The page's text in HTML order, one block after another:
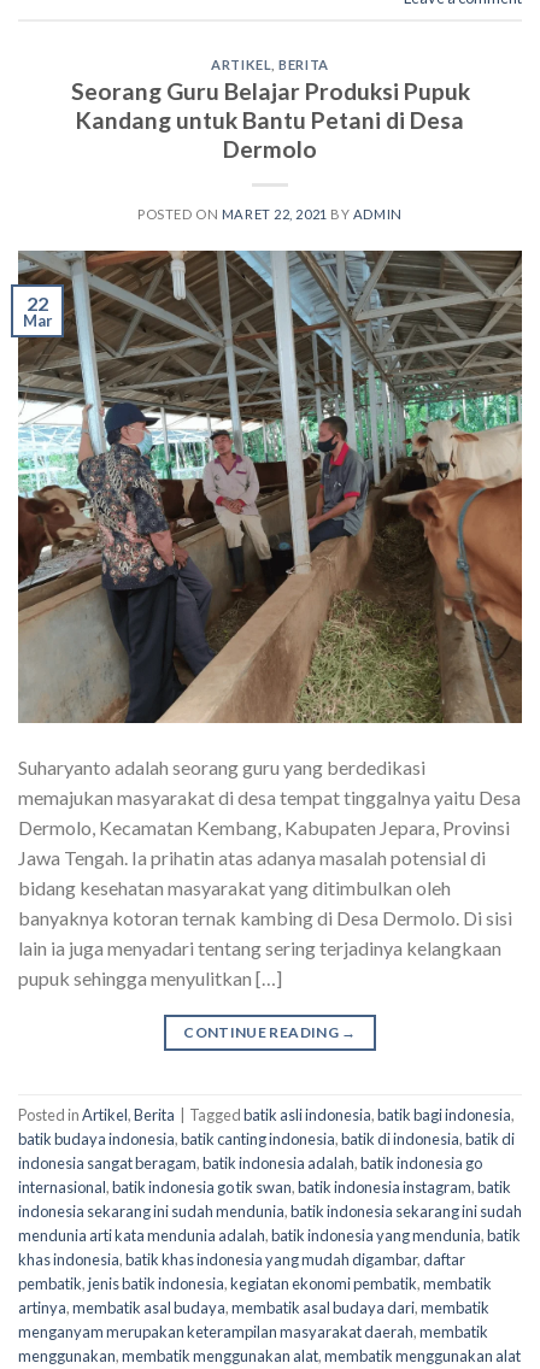
ARTIKEL ,BERITA
Seorang Guru Belajar Produksi Pupuk
Kandang untuk Bantu Petani di Desa
Dermolo
POSTED ON MARET 22, 2021 BY ADMIN
22
Mar
Suharyanto adalah seorang guru yang berdedikasi
memajukan masyarakat di desa tempat tinggalnya yaitu Desa
Dermolo, Kecamatan Kembang, Kabupaten Jepara, Provinsi
Jawa Tengah. Ia prihatin atas adanya masalah potensial di
bidang kesehatan masyarakat yang ditimbulkan oleh
banyaknya kotoran ternak kambing di Desa Dermolo. Di sisi
lain ia juga menyadari tentang sering terjadinya kelangkaan
pupuk sehingga menyulitkan […]
CONTINUE READING →
Posted inArtikel,Berita Taggedbatik asli indonesia,batik bagi indonesia,
batik budaya indonesia,batik canting indonesia,batik di indonesia,batik di
indonesia sangat beragam,batik indonesia adalah,batik indonesia go
internasional,batik indonesia go tik swan,batik indonesia instagram,batik
indonesia sekarang ini sudah mendunia,batik indonesia sekarang ini sudah
mendunia arti kata mendunia adalah,batik indonesia yang mendunia,batik
khas indonesia,batik khas indonesia yang mudah digambar,daftar
pembatik,jenis batik indonesia,kegiatan ekonomi pembatik,membatik
artinya,membatik asal budaya,membatik asal budaya dari,membatik
menganyam merupakan keterampilan masyarakat daerah,membatik
menggunakan,membatik menggunakan alat,membatik menggunakan alat